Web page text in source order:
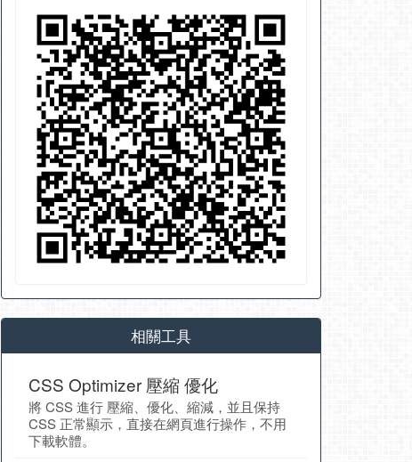
相關工具
CSS Optimizer 壓縮 優化
將 CSS 進行 壓縮、優化、縮減，並且保持
CSS 正常顯示，直接在網頁進行操作，不用
下載軟體。